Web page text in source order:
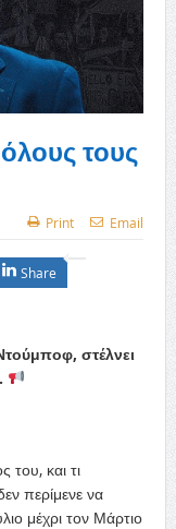
τους
Print Email
Share
στέλνει
του, και τι
περίμενε να
μέχρι τον Μάρτιο